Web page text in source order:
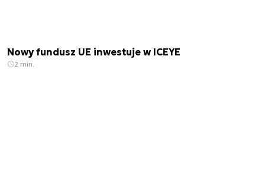
Nowy fundusz UE inwestuje w ICEYE
2 min.